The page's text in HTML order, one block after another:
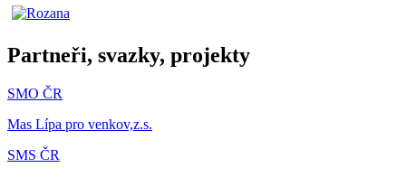
Partneři, svazky, projekty
SMO ČR
Mas Lípa pro venkov,z.s.
SMS ČR